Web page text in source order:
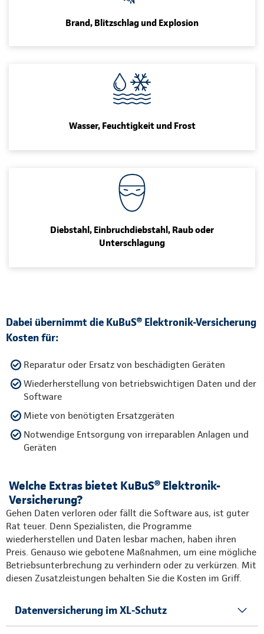
Brand, Blitzschlag und Explosion
Wasser, Feuchtigkeit und Frost
Diebstahl, Einbruchdiebstahl, Raub oder
Unterschlagung
Dabei übernimmt die KuBuS® Elektronik-Versicherung
Kosten für:
Reparatur oder Ersatz von beschädigten Geräten
Wiederherstellung von betriebswichtigen Daten und der
Software
Miete von benötigten Ersatzgeräten
Notwendige Entsorgung von irreparablen Anlagen und
Geräten
Welche Extras bietet KuBuS® Elektronik-
Versicherung?
Gehen Daten verloren oder fällt die Software aus, ist guter
Rat teuer. Denn Spezialisten, die Programme
wiederherstellen und Daten lesbar machen, haben ihren
Preis. Genauso wie gebotene Maßnahmen, um eine mögliche
Betriebsunterbrechung zu verhindern oder zu verkürzen. Mit
diesen Zusatzleistungen behalten Sie die Kosten im Griff.
Datenversicherung im XL-Schutz